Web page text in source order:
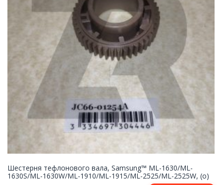
Шестерня тефлонового вала, Samsung™ ML-1630/ML-
1630S/ML-1630W/ML-1910/ML-1915/ML-2525/ML-2525W, (о)